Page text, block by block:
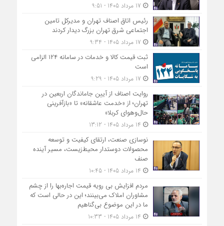
رئیس اتاق اصناف تهران و مدیرکل تامین
اجتماعی شرق تهران بزرگ دیدار کردند
ثبت قیمت کالا و خدمات در سامانه ۱۲۴ الزامی
است
روایت اصناف از آیین جاماندگان اربعین در
تهران؛ از «خدمت عاشقانه» تا «بازآفرینی
حال‌وهوای کربلا»
نوسازی صنعت، ارتقای کیفیت و توسعه
محصولات دوستدار محیط‌زیست، مسیر آینده
صنف
مردم افزایش بی رویه قیمت اجاره‌بها را از چشم
مشاوران املاک می‌بینند؛ این در حالی است که
ما در این موضوع بی‌گناهیم